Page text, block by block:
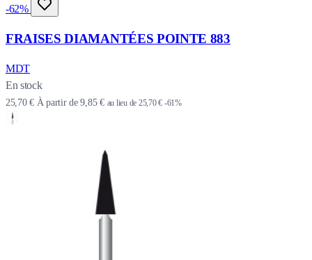
-62%
FRAISES DIAMANTÉES POINTE 883
MDT
En stock
25,70 € À partir de 9,85 € au lieu de 25,70 € -61%